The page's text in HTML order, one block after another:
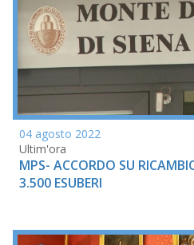
04 agosto 2022
Ultim'ora
MPS- ACCORDO SU
3.500 ESUBERI